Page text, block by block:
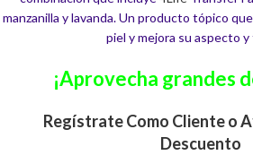
manzanilla y lavanda. Un producto tópico
piel y mejora su aspecto
¡Aprovecha grandes
Regístrate Como Cliente o
Descuento